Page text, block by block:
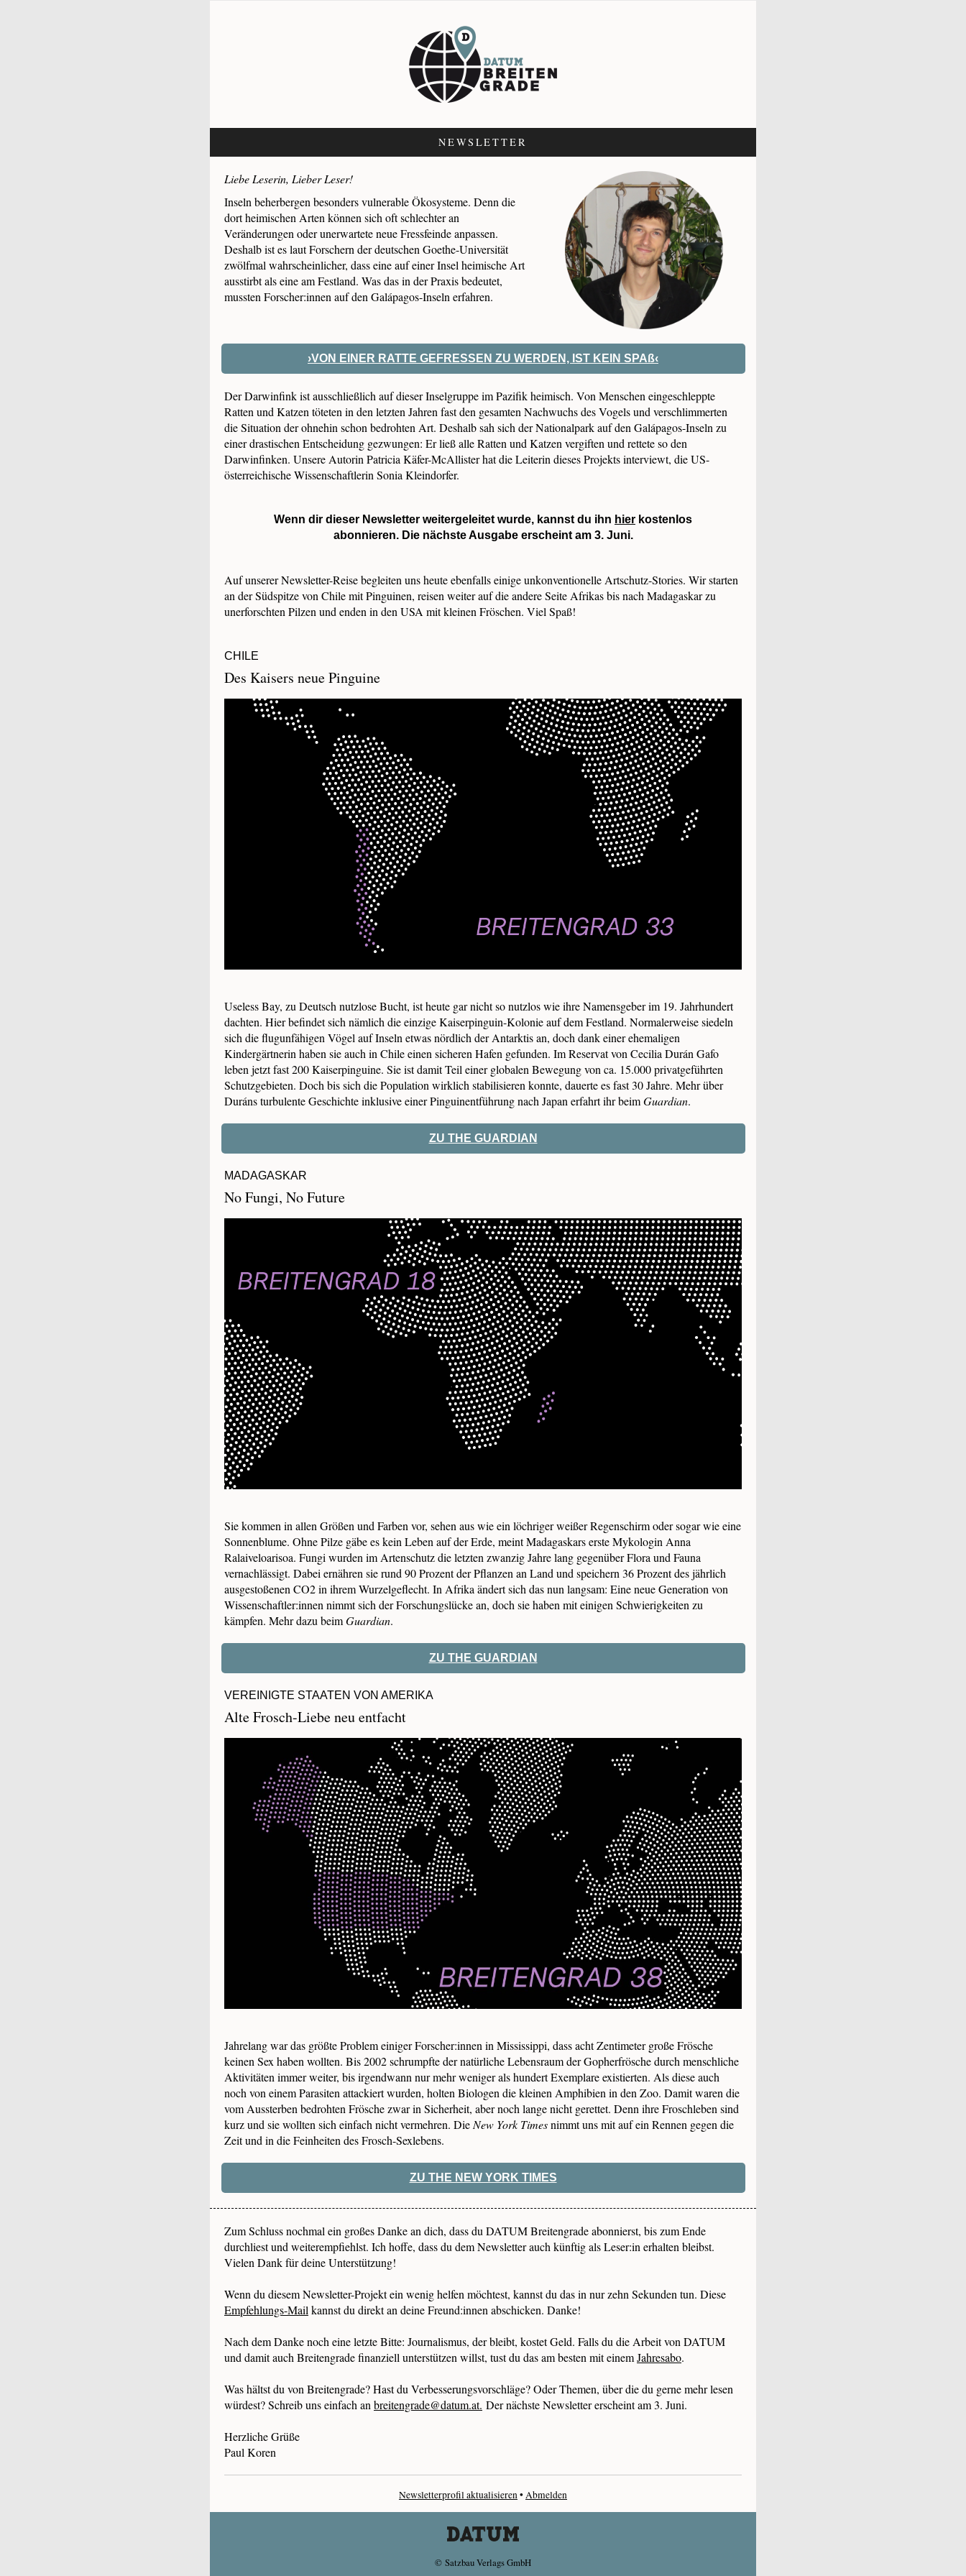
NEWSLETTER
Liebe Leserin, Lieber Leser!
Inseln beherbergen besonders vulnerable Ökosysteme. Denn die
dort heimischen Arten können sich oft schlechter an
Veränderungen oder unerwartete neue Fressfeinde anpassen.
Deshalb ist es laut Forschern der deutschen Goethe-Universität
zwölfmal wahrscheinlicher, dass eine auf einer Insel heimische Art
ausstirbt als eine am Festland. Was das in der Praxis bedeutet,
mussten Forscher:innen auf den Galápagos-Inseln erfahren.
›VON EINER RATTE GEFRESSEN ZU WERDEN, IST KEIN SPAß‹
Der Darwinfink ist ausschließlich auf dieser Inselgruppe im Pazifik heimisch. Von Menschen eingeschleppte
Ratten und Katzen töteten in den letzten Jahren fast den gesamten Nachwuchs des Vogels und verschlimmerten
die Situation der ohnehin schon bedrohten Art. Deshalb sah sich der Nationalpark auf den Galápagos-Inseln zu
einer drastischen Entscheidung gezwungen: Er ließ alle Ratten und Katzen vergiften und rettete so den
Darwinfinken. Unsere Autorin Patricia Käfer-McAllister hat die Leiterin dieses Projekts interviewt, die US-
österreichische Wissenschaftlerin Sonia Kleindorfer.
Wenn dir dieser Newsletter weitergeleitet wurde, kannst du ihn hier kostenlos
abonnieren. Die nächste Ausgabe erscheint am 3. Juni.
Auf unserer Newsletter-Reise begleiten uns heute ebenfalls einige unkonventionelle Artschutz-Stories. Wir starten
an der Südspitze von Chile mit Pinguinen, reisen weiter auf die andere Seite Afrikas bis nach Madagaskar zu
unerforschten Pilzen und enden in den USA mit kleinen Fröschen. Viel Spaß!
CHILE
Des Kaisers neue Pinguine
Useless Bay, zu Deutsch nutzlose Bucht, ist heute gar nicht so nutzlos wie ihre Namensgeber im 19. Jahrhundert
dachten. Hier befindet sich nämlich die einzige Kaiserpinguin-Kolonie auf dem Festland. Normalerweise siedeln
sich die flugunfähigen Vögel auf Inseln etwas nördlich der Antarktis an, doch dank einer ehemaligen
Kindergärtnerin haben sie auch in Chile einen sicheren Hafen gefunden. Im Reservat von Cecilia Durán Gafo
leben jetzt fast 200 Kaiserpinguine. Sie ist damit Teil einer globalen Bewegung von ca. 15.000 privatgeführten
Schutzgebieten. Doch bis sich die Population wirklich stabilisieren konnte, dauerte es fast 30 Jahre. Mehr über
Duráns turbulente Geschichte inklusive einer Pinguinentführung nach Japan erfahrt ihr beimGuardian.
ZU THE GUARDIAN
MADAGASKAR
No Fungi, No Future
Sie kommen in allen Größen und Farben vor, sehen aus wie ein löchriger weißer Regenschirm oder sogar wie eine
Sonnenblume. Ohne Pilze gäbe es kein Leben auf der Erde, meint Madagaskars erste Mykologin Anna
Ralaiveloarisoa. Fungi wurden im Artenschutz die letzten zwanzig Jahre lang gegenüber Flora und Fauna
vernachlässigt. Dabei ernähren sie rund 90 Prozent der Pflanzen an Land und speichern 36 Prozent des jährlich
ausgestoßenen CO2 in ihrem Wurzelgeflecht. In Afrika ändert sich das nun langsam: Eine neue Generation von
Wissenschaftler:innen nimmt sich der Forschungslücke an, doch sie haben mit einigen Schwierigkeiten zu
kämpfen. Mehr dazu beimGuardian.
ZU THE GUARDIAN
VEREINIGTE STAATEN VON AMERIKA
Alte Frosch-Liebe neu entfacht
Jahrelang war das größte Problem einiger Forscher:innen in Mississippi, dass acht Zentimeter große Frösche
keinen Sex haben wollten. Bis 2002 schrumpfte der natürliche Lebensraum der Gopherfrösche durch menschliche
Aktivitäten immer weiter, bis irgendwann nur mehr weniger als hundert Exemplare existierten. Als diese auch
noch von einem Parasiten attackiert wurden, holten Biologen die kleinen Amphibien in den Zoo. Damit waren die
vom Aussterben bedrohten Frösche zwar in Sicherheit, aber noch lange nicht gerettet. Denn ihre Froschleben sind
kurz und sie wollten sich einfach nicht vermehren. Die New York Timesnimmt uns mit auf ein Rennen gegen die
Zeit und in die Feinheiten des Frosch-Sexlebens.
ZU THE NEW YORK TIMES
Zum Schluss nochmal ein großes Danke an dich, dass du DATUM Breitengrade abonnierst, bis zum Ende
durchliest und weiterempfiehlst. Ich hoffe, dass du dem Newsletter auch künftig als Leser:in erhalten bleibst.
Vielen Dank für deine Unterstützung!
Wenn du diesem Newsletter-Projekt ein wenig helfen möchtest, kannst du das in nur zehn Sekunden tun. Diese
Empfehlungs-Mail kannst du direkt an deine Freund:innen abschicken. Danke!
Nach dem Danke noch eine letzte Bitte: Journalismus, der bleibt, kostet Geld. Falls du die Arbeit von DATUM
und damit auch Breitengrade finanziell unterstützen willst, tust du das am besten mit einemJahresabo.
Was hältst du von Breitengrade? Hast du Verbesserungsvorschläge? Oder Themen, über die du gerne mehr lesen
würdest? Schreib uns einfach an breitengrade@datum.at. Der nächste Newsletter erscheint am 3. Juni.
Herzliche Grüße
Paul Koren
Newsletterprofil aktualisieren•Abmelden
© Satzbau Verlags GmbH